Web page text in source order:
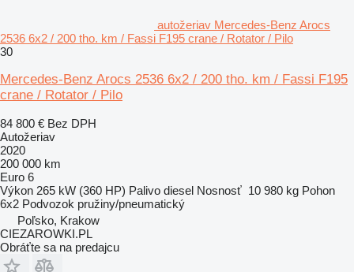
autožeriav Mercedes-Benz Arocs
2536 6x2 / 200 tho. km / Fassi F195 crane / Rotator / Pilo
30
Mercedes-Benz Arocs 2536 6x2 / 200 tho. km / Fassi F195
crane / Rotator / Pilo
84 800 € Bez DPH
Autožeriav
2020
200 000 km
Euro 6
Výkon 265 kW (360 HP) Palivo diesel Nosnosť 10 980 kg Pohon
6x2 Podvozok pružiny/pneumatický
Poľsko, Krakow
CIEZAROWKI.PL
Obráťte sa na predajcu